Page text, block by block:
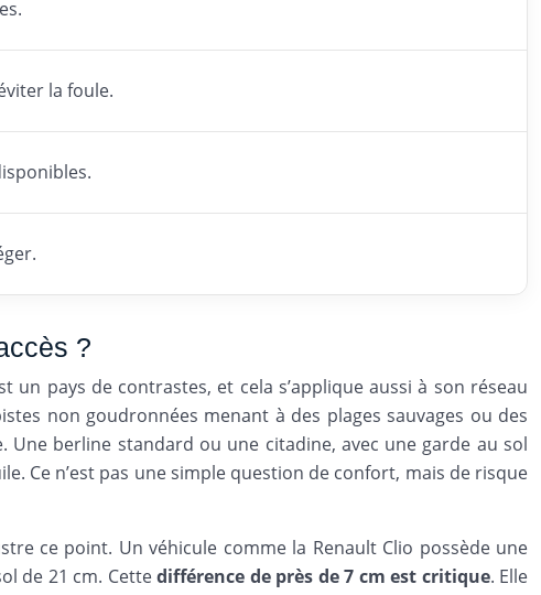
la foule.
?
pays de contrastes, et cela s’applique aussi à son réseau
non goudronnées menant à des plages sauvages ou des
berline standard ou une citadine, avec une garde au sol
Ce n’est pas une simple question de confort, mais de risque
ce point. Un véhicule comme la Renault Clio possède une
de 21 cm. Cettedifférence de près de 7 cm est critique. Elle